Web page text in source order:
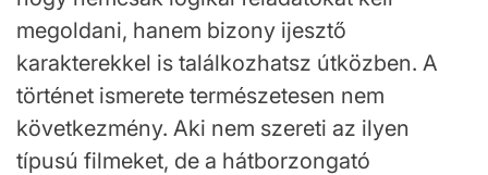
megoldani, hanem bizony ijesztő
karakterekkel is találkozhatsz útközben. A
történet ismerete természetesen nem
következmény. Aki nem szereti az ilyen
típusú filmeket, de a hátborzongató